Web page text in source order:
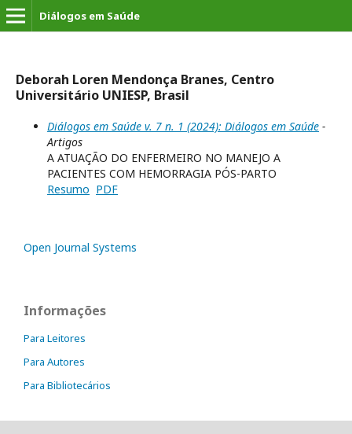
Diálogos em Saúde
Deborah Loren Mendonça Branes, Centro
Universitário UNIESP, Brasil
Diálogos em Saúde v. 7 n. 1 (2024): Diálogos em Saúde -
Artigos
A ATUAÇÃO DO ENFERMEIRO NO MANEJO A
PACIENTES COM HEMORRAGIA PÓS-PARTO
Resumo PDF
Open Journal Systems
Informações
Para Leitores
Para Autores
Para Bibliotecários